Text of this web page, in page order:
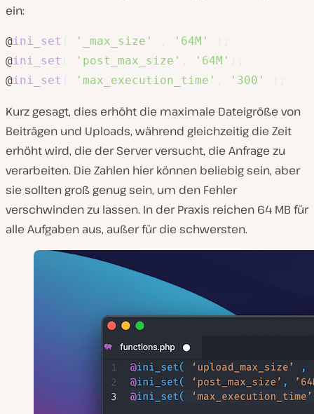
ein:
@ini_set '_max_size' '64M'
@ini_set 'post_max_size' '64M'
@ini_set 'max_execution_time' '300'
Kurz gesagt, dies erhöht die maximale Dateigröße von
Beiträgen und Uploads, während gleichzeitig die Zeit
erhöht wird, die der Server versucht, die Anfrage zu
verarbeiten. Die Zahlen hier können beliebig sein, aber
sie sollten groß genug sein, um den Fehler
verschwinden zu lassen. In der Praxis reichen 64 MB für
alle Aufgaben aus, außer für die schwersten.